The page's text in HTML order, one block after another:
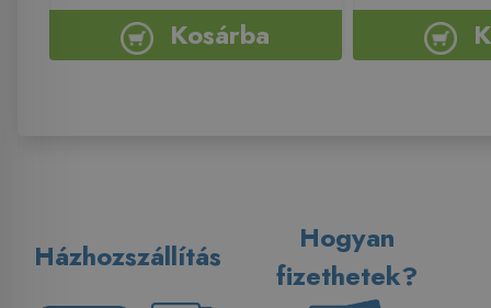
Kosárba
Házhozszállítás
Hogyan
fizethetek?